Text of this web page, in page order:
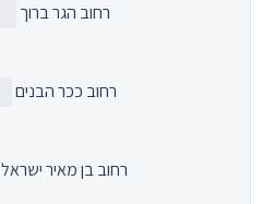
רחוב הגר ברוך
רחוב ככר הבנים
רחוב בן מאיר ישראל